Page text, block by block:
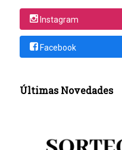
Instagram
Facebook
Últimas Novedades